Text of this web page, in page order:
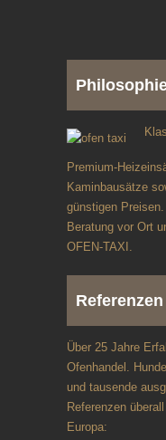
Premium-
Kaminbausätze
günstigen
Beratung vor Ort
OFEN-TAXI.
Referenzen
Über 25 Jahre
Ofenhandel.
und tausende
Referenzen
Europa: